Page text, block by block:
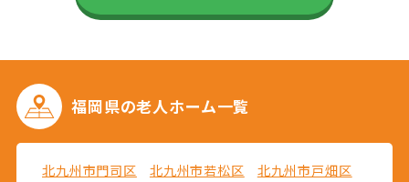
福岡県の老人ホーム一覧
北九州市門司区 北九州市若松区
北九州市戸畑区